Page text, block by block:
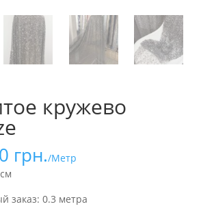
кружево
грн./Метр
заказ: 0.3 метра